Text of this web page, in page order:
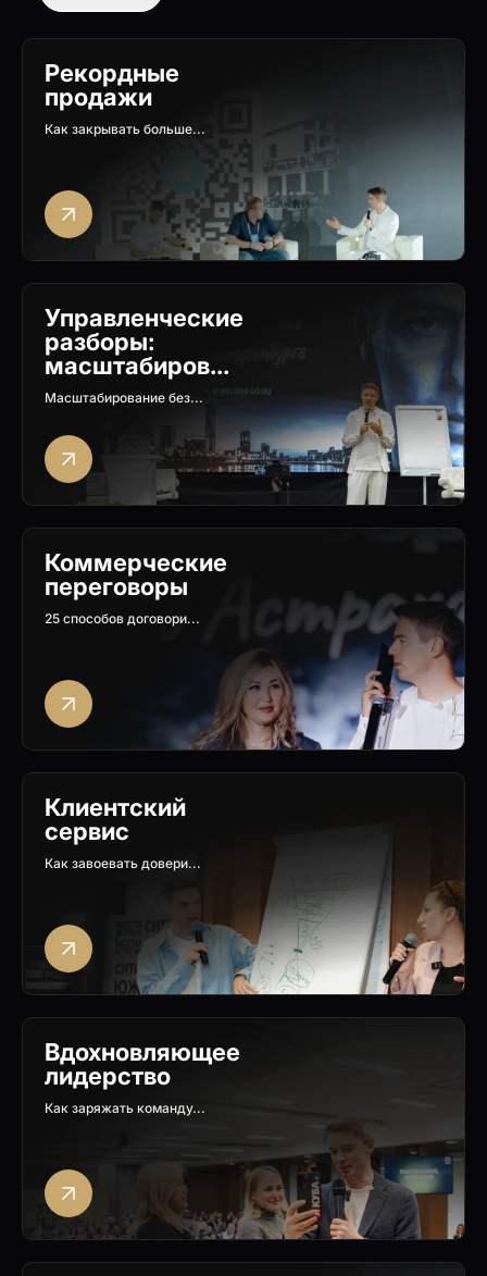
Рекордные
продажи
Как закрывать больше...
Управленческие
разборы:
масштабиров...
Масштабирование без...
Коммерческие
переговоры
25 способов договори...
Клиентский
сервис
Как завоевать довери...
Вдохновляющее
лидерство
Как заряжать команду...